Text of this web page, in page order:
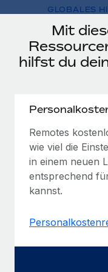
Globales
PEO
Auslagern von
Nahtlose
Plattform
Integrierte HR-
Verknüpfen
MCP
Startups
Agile HR- und
Mittelstand
vergrößern
Enterprise
Globale HR für
Informationen zu
LERNEN MIT
Forschung und
Fallstudien
HR-Glossar
Bibliothek für
Nederlands
Français
Español
Italiano
Português (Portugal)
한국어
GLOBALES
Mit
hilfst du
Remotes
wie viel die
in einem neuen
entsprechend
kannst.